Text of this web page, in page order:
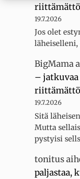
19.7.2026
Jos olet
läheiselleni,
BigMama
–
19.7.2026
Sitä
Mutta
pystyisi
tonitus
paljastaa,